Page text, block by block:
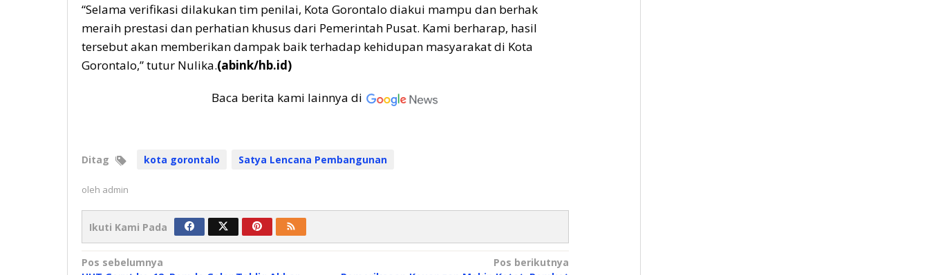
“Selama verifikasi dilakukan tim penilai, Kota Gorontalo diakui mampu dan berhak
meraih prestasi dan perhatian khusus dari Pemerintah Pusat. Kami berharap, hasil
tersebut akan memberikan dampak baik terhadap kehidupan masyarakat di Kota
Gorontalo,” tutur Nulika.(abink/hb.id)
Baca berita kami lainnya di
Ditag kota gorontalo Satya Lencana Pembangunan
oleh admin
Ikuti Kami Pada
Navigasi
Pos sebelumnya
Pos berikutnya